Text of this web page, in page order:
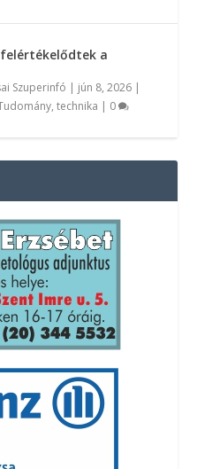
a
Szuperinfó | jún 8, 2026 |
technika | 0